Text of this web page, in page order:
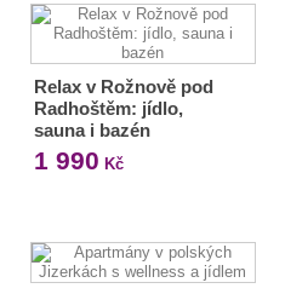
Relax v Rožnově pod
Radhoštěm: jídlo,
sauna i bazén
1 990 Kč